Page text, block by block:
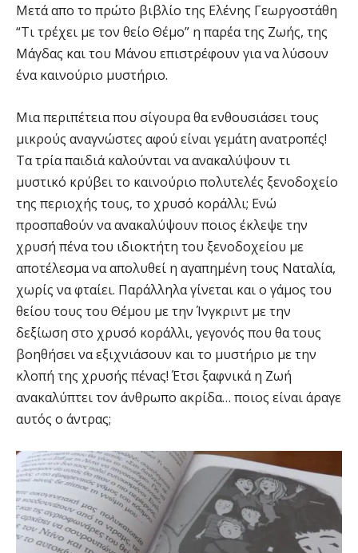
Μετά απο το πρώτο βιβλίο της Ελένης Γεωργοστάθη
“Τι τρέχει με τον θείο Θέμο” η παρέα της Ζωής, της
Μάγδας και του Μάνου επιστρέφουν για να λύσουν
ένα καινούριο μυστήριο.
Μια περιπέτεια που σίγουρα θα ενθουσιάσει τους
μικρούς αναγνώστες αφού είναι γεμάτη ανατροπές!
Τα τρία παιδιά καλούνται να ανακαλύψουν τι
μυστικό κρύβει το καινούριο πολυτελές ξενοδοχείο
της περιοχής τους, το χρυσό κοράλλι; Ενώ
προσπαθούν να ανακαλύψουν ποιος έκλεψε την
χρυσή πένα του ιδιοκτήτη του ξενοδοχείου με
αποτέλεσμα να απολυθεί η αγαπημένη τους Ναταλία,
χωρίς να φταίει. Παράλληλα γίνεται και ο γάμος του
θείου τους του Θέμου με την Ίνγκριντ με την
δεξίωση στο χρυσό κοράλλι, γεγονός που θα τους
βοηθήσει να εξιχνιάσουν και το μυστήριο με την
κλοπή της χρυσής πένας! Έτσι ξαφνικά η Ζωή
ανακαλύπτει τον άνθρωπο ακρίδα… ποιος είναι άραγε
αυτός ο άντρας;